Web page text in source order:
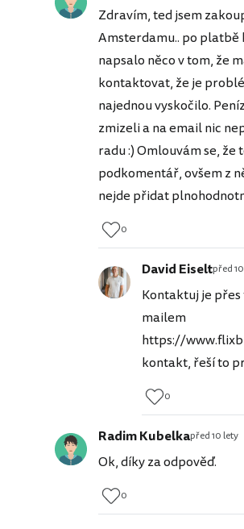
Zdravím, ted jsem
Amsterdamu.. po platbě
napsalo něco v tom, že
kontaktovat, že je
najednou vyskočilo.
zmizeli a na email nic
radu :) Omlouvám se, že
podkomentář, ovšem z
nejde přidat
0
David Eiseltpřed
Kontaktuj je
mailem
https://
kontakt, řeší to
0
Radim Kubelkapřed 10 lety
Ok, díky za odpověď.
0